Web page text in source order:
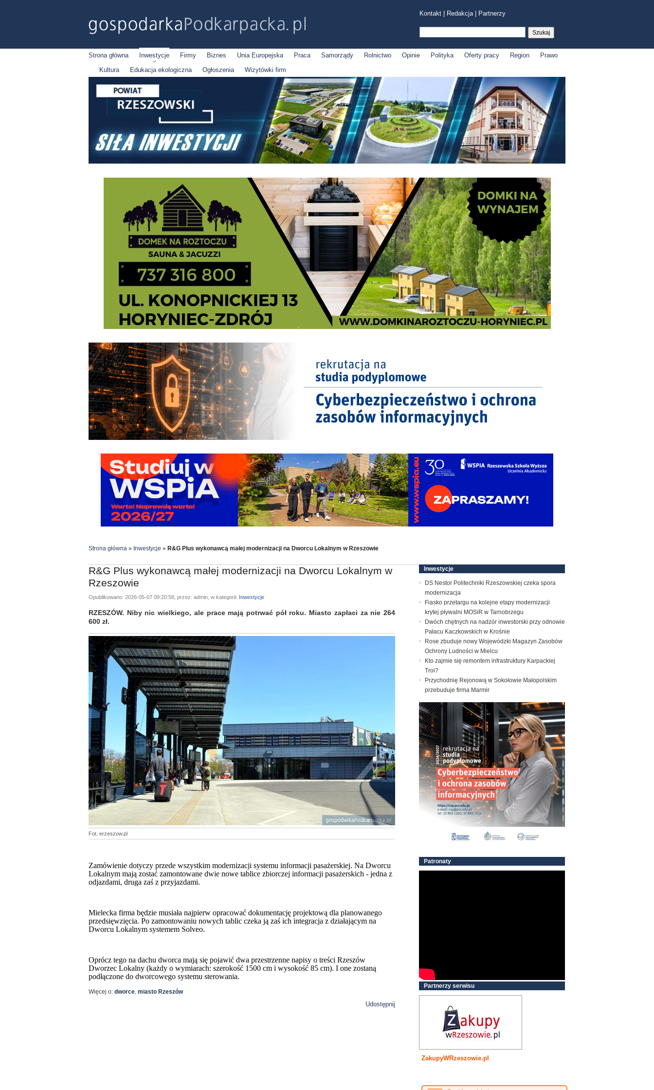
Kontakt Redakcja| Partnerzy
Strona główna Inwestycje Firmy Biznes Unia Europejska Praca Samorządy Rolnictwo Opinie Polityka Oferty pracy Region
Prawo
Kultura
Edukacja ekologiczna Ogłoszenia Wizytówki firm
Strona główna » Inwestycje » R&G Plus wykonawcą małej modernizacji na Dworcu Lokalnym w Rzeszowie
R&G Plus wykonawcą małej modernizacji na Dworcu Lokalnym w
Rzeszowie
Opublikowano: 2026-05-07 09:20:58, przez: admin, w kategorii: Inwestycje
RZESZÓW. Niby nic wielkiego, ale prace mają potrwać pół roku. Miasto zapłaci za nie 264
600 zł.
Fot. erzeszow.pl
Zamówienie dotyczy przede wszystkim modernizacji systemu informacji pasażerskiej. Na Dworcu
Lokalnym mają zostać zamontowane dwie nowe tablice zbiorczej informacji pasażerskich - jedna z
odjazdami, druga zaś z przyjazdami.
Mielecka firma będzie musiała najpierw opracować dokumentację projektową dla planowanego
przedsięwzięcia. Po zamontowaniu nowych tablic czeka ją zaś ich integracja z działającym na
Dworcu Lokalnym systemem Solveo.
Oprócz tego na dachu dworca mają się pojawić dwa przestrzenne napisy o treści Rzeszów
Dworzec Lokalny (każdy o wymiarach: szerokość 1500 cm i wysokość 85 cm). I one zostaną
podłączone do dworcowego systemu sterowania.
Więcej o: dworce, miasto Rzeszów
Udostępnij
Inwestycje
DS Nestor Politechniki Rzeszowskiej czeka spora
modernizacja
Fiasko przetargu na kolejne etapy modernizacji
krytej pływalni MOSiR w Tarnobrzegu
Dwóch chętnych na nadzór inwestorski przy odnowie
Pałacu Kaczkowskich w Krośnie
Rose zbuduje nowy Wojewódzki Magazyn Zasobów
Ochrony Ludności w Mielcu
Kto zajmie się remontem infrastruktury Karpackiej
Troi?
Przychodnię Rejonową w Sokołowie Małopolskim
przebuduje firma Marmir
Patronaty
Partnerzy serwisu
ZakupyWRzeszowie.pl